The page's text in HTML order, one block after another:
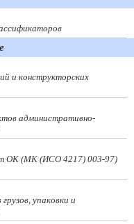
и конструкторских
административно-
ОК (МК (ИСО 4217) 003-97)
упаковки и